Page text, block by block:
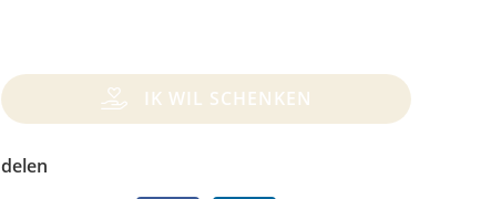
IK WIL SCHENKEN
delen